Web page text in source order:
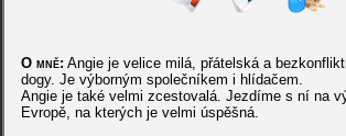
O mně: Angie je velice milá, přátelská a
dogy. Je výborným společníkem i hlídačem.
Angie je také velmi zcestovalá. Jezdíme s ní na
Evropě, na kterých je velmi úspěšná.